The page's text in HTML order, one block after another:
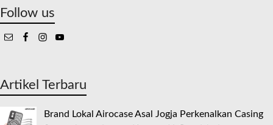
Follow us
Artikel Terbaru
Brand Lokal Airocase Asal Jogja Perkenalkan Casing